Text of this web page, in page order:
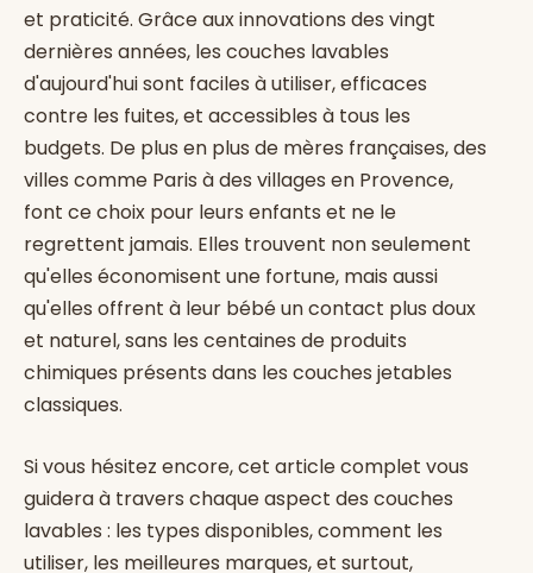
et praticité. Grâce aux innovations des vingt
dernières années, les couches lavables
d'aujourd'hui sont faciles à utiliser, efficaces
contre les fuites, et accessibles à tous les
budgets. De plus en plus de mères françaises, des
villes comme Paris à des villages en Provence,
font ce choix pour leurs enfants et ne le
regrettent jamais. Elles trouvent non seulement
qu'elles économisent une fortune, mais aussi
qu'elles offrent à leur bébé un contact plus doux
et naturel, sans les centaines de produits
chimiques présents dans les couches jetables
classiques.
Si vous hésitez encore, cet article complet vous
guidera à travers chaque aspect des couches
lavables : les types disponibles, comment les
utiliser, les meilleures marques, et surtout,